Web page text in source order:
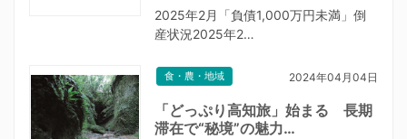
2025年2月「負債1,000万円未満」倒
産状況2025年2…
食・農・地域 2024年04月04日
「どっぷり高知旅」始まる 長期
滞在で“秘境”の魅力…